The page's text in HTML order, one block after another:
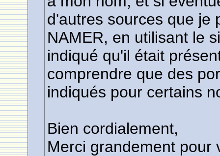
d'autres sources que je
NAMER, en utilisant le
indiqué qu'il était
comprendre que des
indiqués pour certains
Bien cordialement,
Merci grandement pour